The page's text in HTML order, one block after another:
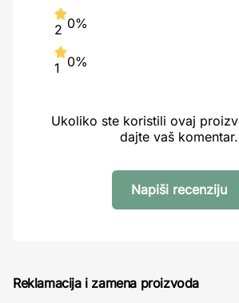
2 0%
1 0%
Ukoliko ste koristili ovaj
dajte vaš komentar.
Napiši recenziju
Reklamacija i zamena proizvoda